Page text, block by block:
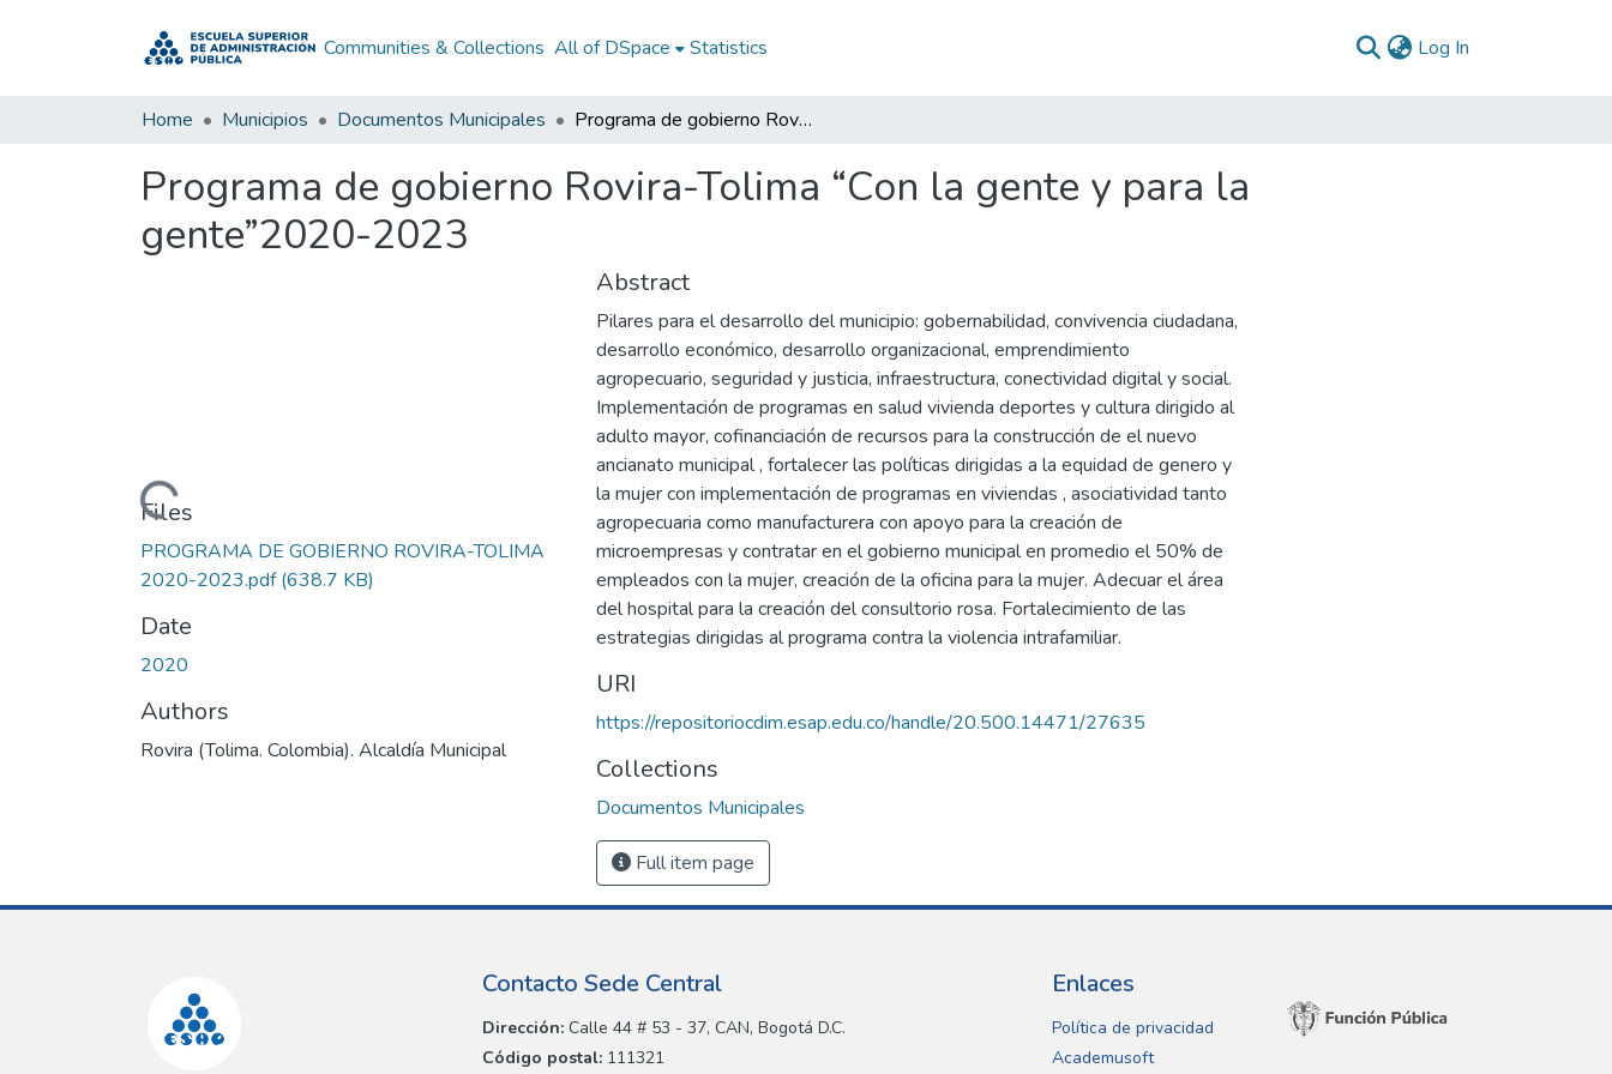
Communities & Collections All of DSpace Statistics Log In
Home Municipios Documentos Municipales Programa de gobierno Rovira-Tolima “Con la gente y para la gente”2020-2023
Programa de gobierno Rovira-Tolima “Con la gente y para la
gente”2020-2023
Loading...
Files
PROGRAMA DE GOBIERNO ROVIRA-TOLIMA
2020-2023.pdf(638.7 KB)
Date
2020
Authors
Rovira (Tolima. Colombia). Alcaldía Municipal
Abstract
Pilares para el desarrollo del municipio: gobernabilidad, convivencia ciudadana,
desarrollo económico, desarrollo organizacional, emprendimiento
agropecuario, seguridad y justicia, infraestructura, conectividad digital y social.
Implementación de programas en salud vivienda deportes y cultura dirigido al
adulto mayor, cofinanciación de recursos para la construcción de el nuevo
ancianato municipal , fortalecer las políticas dirigidas a la equidad de genero y
la mujer con implementación de programas en viviendas , asociatividad tanto
agropecuaria como manufacturera con apoyo para la creación de
microempresas y contratar en el gobierno municipal en promedio el 50% de
empleados con la mujer, creación de la oficina para la mujer. Adecuar el área
del hospital para la creación del consultorio rosa. Fortalecimiento de las
estrategias dirigidas al programa contra la violencia intrafamiliar.
URI
https://repositoriocdim.esap.edu.co/handle/20.500.14471/27635
Collections
Documentos Municipales
Full item page
Contacto Sede Central
Dirección: Calle 44 # 53 - 37, CAN, Bogotá D.C.
Código postal: 111321
Enlaces
Política de privacidad
Academusoft